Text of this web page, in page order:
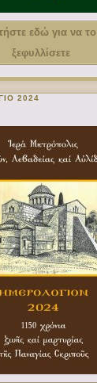
εδώ για να το
ξεφυλλίσετε
2024